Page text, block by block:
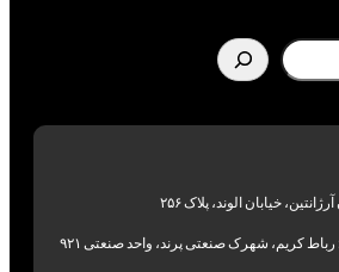
خیابان الوند، پلاک ۲۵۶
رباط کریم، شهرک صنعتی پرند، واحد صنعتی ۹۲۱